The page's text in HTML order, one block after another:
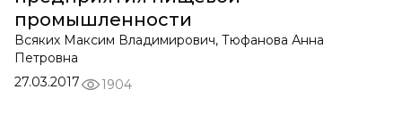
промышленности
Всяких Максим Владимирович, Тюфанова Анна
Петровна
27.03.2017
1904